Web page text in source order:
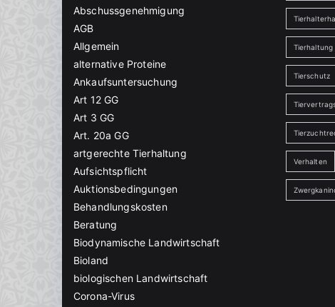
Abschussgenehmigung
AGB
Allgemein
alternative Proteine
Ankaufsuntersuchung
Art 12 GG
Art 3 GG
Art. 20a GG
artgerechte Tierhaltung
Aufsichtspflicht
Auktionsbedingungen
Behandlungskosten
Beratung
Biodynamische Landwirtschaft
Bioland
biologischen Landwirtschaft
Corona-Virus
Tierhaltung
Tierschutz
Verhalten